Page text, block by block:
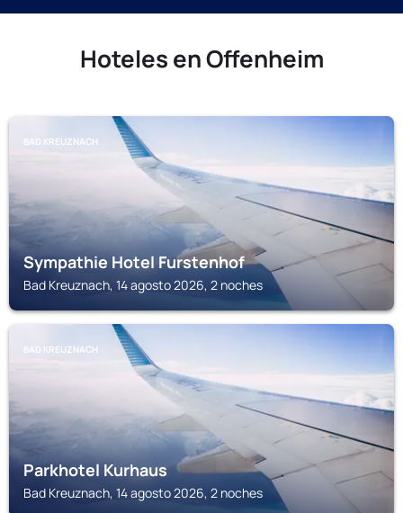
Hoteles en Offenheim
BAD KREUZNACH
Sympathie Hotel Furstenhof
Bad Kreuznach, 14 agosto 2026, 2 noches
BAD KREUZNACH
Parkhotel Kurhaus
Bad Kreuznach, 14 agosto 2026, 2 noches